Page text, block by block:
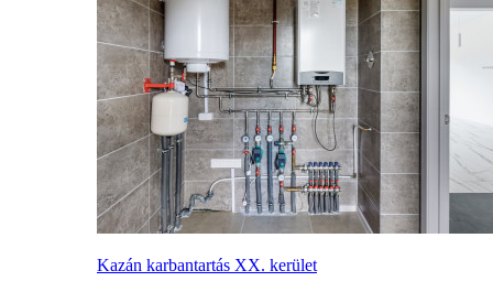
Kazán karbantartás XX. kerület